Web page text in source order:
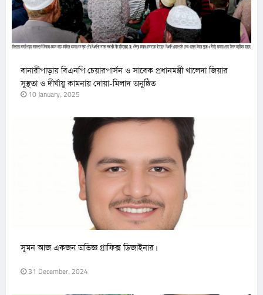
বানারীপাড়ায় বিএনপি চেয়ারপার্সন ও সাবেক প্রধানমন্ত্রী খালেদা জিয়ার
সুস্থতা ও দীর্ঘায়ু কামনায় দোয়া-মিলাদ অনুষ্ঠিত
10 January, 2025
সুমন আজ একজন অভিজ্ঞ গ্রাফিক্স ডিজাইনার।
31 December, 2024